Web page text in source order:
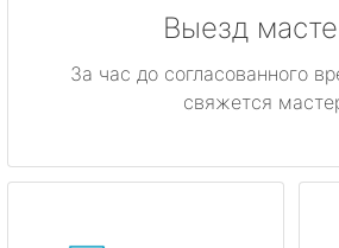
Выезд
За час до согласованного
свяжется